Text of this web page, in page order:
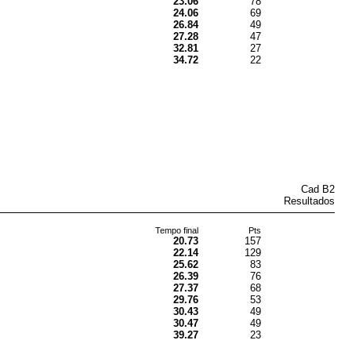
24.06
69
26.84
49
27.28
47
32.81
27
34.72
22
Cad B2
Resultados
Tempo final Pts
20.73
157
22.14
129
25.62
83
26.39
76
27.37
68
29.76
53
30.43
49
30.47
49
39.27
23